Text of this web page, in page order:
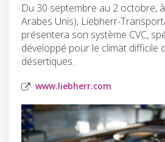
Du 30 septembre au 2 octobre,
Arabes Unis), Liebherr-
présentera son système CVC,
développé pour le climat difficile
désertiques.
www.liebherr.com